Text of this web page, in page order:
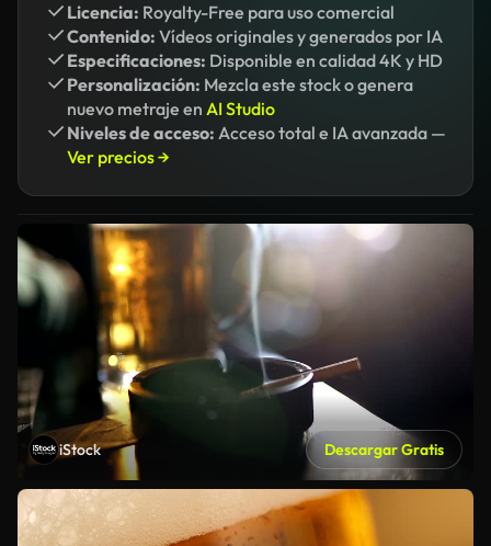
Licencia: Royalty-Free para uso comercial
Contenido: Vídeos originales y generados por IA
Especificaciones: Disponible en calidad 4K y HD
Personalización: Mezcla este stock o genera
nuevo metraje en AI Studio
Niveles de acceso: Acceso total e IA avanzada —
Ver precios →
iStock Descargar Gratis